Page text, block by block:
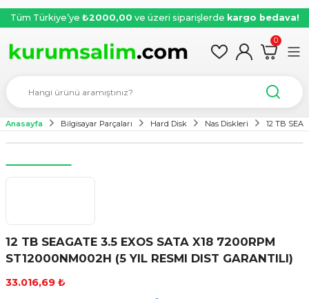
Tüm Türkiye’ye ₺2000,00 ve üzeri siparişlerde kargo bedava!
0
Anasayfa Bilgisayar Parçaları Hard Disk Nas Diskleri 12 TB
12 TB SEAGATE 3.5 EXOS SATA X18 7200RPM
ST12000NM002H (5 YIL RESMI DIST GARANTILI)
33.016,69 ₺